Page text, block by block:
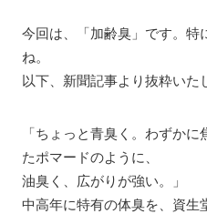
今回は、「加齢臭」です。特
ね。
以下、新聞記事より抜粋いた
「ちょっと青臭く。わずか
たポマードのように、
油臭く、広がりが強い。」
中高年に特有の体臭を、資生